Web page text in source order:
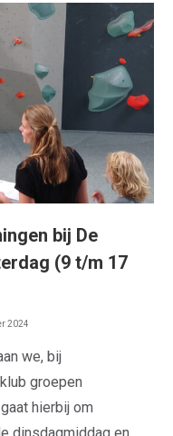
bij De
(9 t/m 17
2024
we, bij
groepen
hierbij om